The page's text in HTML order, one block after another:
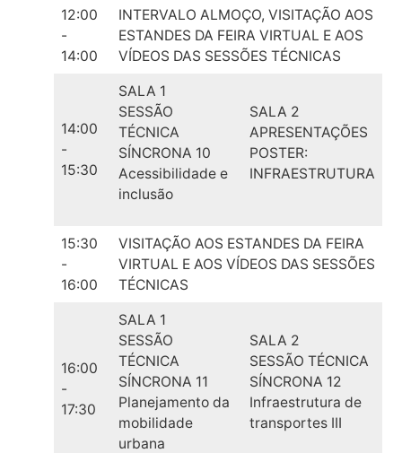
12:00
-
14:00
INTERVALO ALMOÇO, VISITAÇÃO AOS
ESTANDES DA FEIRA VIRTUAL E AOS
VÍDEOS DAS SESSÕES TÉCNICAS
14:00
-
15:30
SALA 1
SESSÃO
TÉCNICA
SÍNCRONA 10
Acessibilidade e
inclusão
SALA 2
APRESENTAÇÕES
POSTER:
INFRAESTRUTURA
15:30
-
16:00
VISITAÇÃO AOS ESTANDES DA FEIRA
VIRTUAL E AOS VÍDEOS DAS SESSÕES
TÉCNICAS
16:00
-
17:30
SALA 1
SESSÃO
TÉCNICA
SÍNCRONA 11
Planejamento da
mobilidade
urbana
SALA 2
SESSÃO TÉCNICA
SÍNCRONA 12
Infraestrutura de
transportes III